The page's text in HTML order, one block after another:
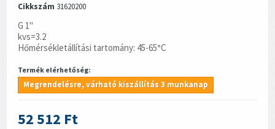
Cikkszám 31620200
G 1"
kvs=3.2
Hőmérsékletállítási tartomány: 45-65°C
Termék elérhetőség:
Megrendelésre, várható kiszállítás 3 munkanap
52 512 Ft